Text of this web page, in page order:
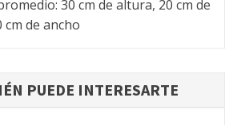
30 cm de altura, 20 cm de
cm de ancho
PUEDE INTERESARTE